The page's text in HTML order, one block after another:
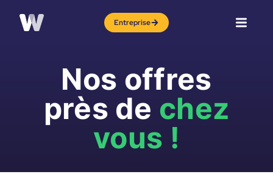
Entreprise
Nos offres
près de chez
vous !